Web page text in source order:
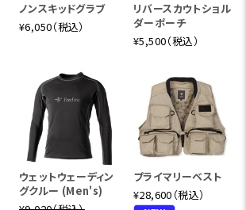
ノンスキッドグラブ
¥6,050（税込）
リバースカウトショル
ダーポーチ
¥5,500（税込）
ウェットウェーディン
グクルー (Men's)
プライマリーベスト
¥28,600（税込）